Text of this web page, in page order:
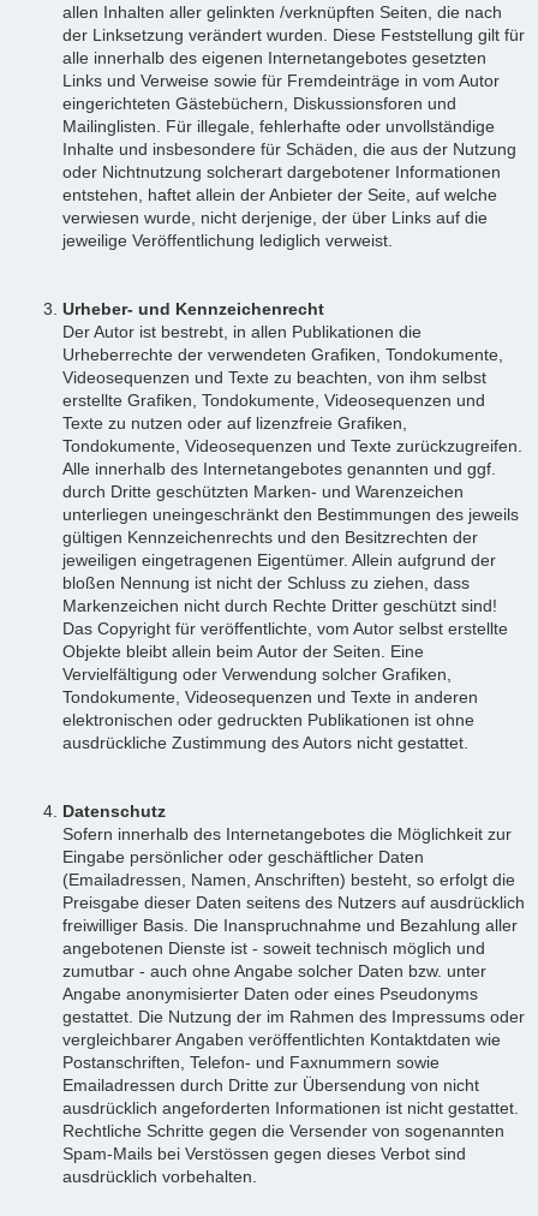
allen Inhalten aller gelinkten /verknüpften Seiten, die nach
der Linksetzung verändert wurden. Diese Feststellung gilt für
alle innerhalb des eigenen Internetangebotes gesetzten
Links und Verweise sowie für Fremdeinträge in vom Autor
eingerichteten Gästebüchern, Diskussionsforen und
Mailinglisten. Für illegale, fehlerhafte oder unvollständige
Inhalte und insbesondere für Schäden, die aus der Nutzung
oder Nichtnutzung solcherart dargebotener Informationen
entstehen, haftet allein der Anbieter der Seite, auf welche
verwiesen wurde, nicht derjenige, der über Links auf die
jeweilige Veröffentlichung lediglich verweist.
Urheber- und Kennzeichenrecht
Der Autor ist bestrebt, in allen Publikationen die
Urheberrechte der verwendeten Grafiken, Tondokumente,
Videosequenzen und Texte zu beachten, von ihm selbst
erstellte Grafiken, Tondokumente, Videosequenzen und
Texte zu nutzen oder auf lizenzfreie Grafiken,
Tondokumente, Videosequenzen und Texte zurückzugreifen.
Alle innerhalb des Internetangebotes genannten und ggf.
durch Dritte geschützten Marken- und Warenzeichen
unterliegen uneingeschränkt den Bestimmungen des jeweils
gültigen Kennzeichenrechts und den Besitzrechten der
jeweiligen eingetragenen Eigentümer. Allein aufgrund der
bloßen Nennung ist nicht der Schluss zu ziehen, dass
Markenzeichen nicht durch Rechte Dritter geschützt sind!
Das Copyright für veröffentlichte, vom Autor selbst erstellte
Objekte bleibt allein beim Autor der Seiten. Eine
Vervielfältigung oder Verwendung solcher Grafiken,
Tondokumente, Videosequenzen und Texte in anderen
elektronischen oder gedruckten Publikationen ist ohne
ausdrückliche Zustimmung des Autors nicht gestattet.
Datenschutz
Sofern innerhalb des Internetangebotes die Möglichkeit zur
Eingabe persönlicher oder geschäftlicher Daten
(Emailadressen, Namen, Anschriften) besteht, so erfolgt die
Preisgabe dieser Daten seitens des Nutzers auf ausdrücklich
freiwilliger Basis. Die Inanspruchnahme und Bezahlung aller
angebotenen Dienste ist - soweit technisch möglich und
zumutbar - auch ohne Angabe solcher Daten bzw. unter
Angabe anonymisierter Daten oder eines Pseudonyms
gestattet. Die Nutzung der im Rahmen des Impressums oder
vergleichbarer Angaben veröffentlichten Kontaktdaten wie
Postanschriften, Telefon- und Faxnummern sowie
Emailadressen durch Dritte zur Übersendung von nicht
ausdrücklich angeforderten Informationen ist nicht gestattet.
Rechtliche Schritte gegen die Versender von sogenannten
Spam-Mails bei Verstössen gegen dieses Verbot sind
ausdrücklich vorbehalten.